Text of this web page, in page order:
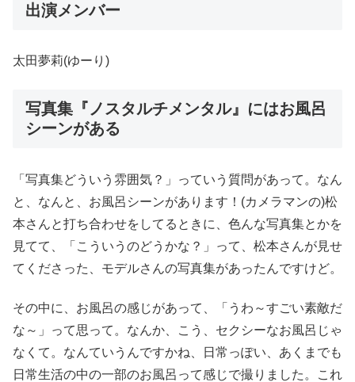
出演メンバー
太田夢莉(ゆーり)
写真集『ノスタルチメンタル』にはお風呂
シーンがある
「写真集どういう雰囲気？」っていう質問があって。なん
と、なんと、お風呂シーンがあります！(カメラマンの)松
本さんと打ち合わせをしてるときに、色んな写真集とかを
見てて、「こういうのどうかな？」って、松本さんが見せ
てくださった、モデルさんの写真集があったんですけど。
その中に、お風呂の感じがあって、「うわ～すごい素敵だ
な～」って思って。なんか、こう、セクシーなお風呂じゃ
なくて。なんていうんですかね、日常っぽい、あくまでも
日常生活の中の一部のお風呂って感じで撮りました。これ